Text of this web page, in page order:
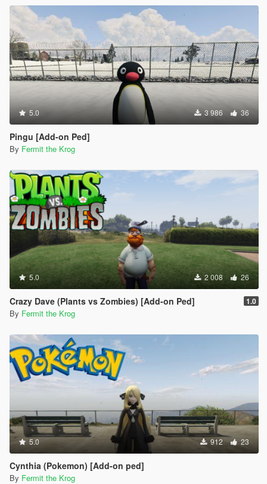
5.0 3 986 36
Pingu [Add-on Ped]
By Fermit the Krog
5.0 2 008 26
Crazy Dave (Plants vs Zombies) [Add-on Ped] 1.0
By Fermit the Krog
5.0 912 23
Cynthia (Pokemon) [Add-on ped]
By Fermit the Krog